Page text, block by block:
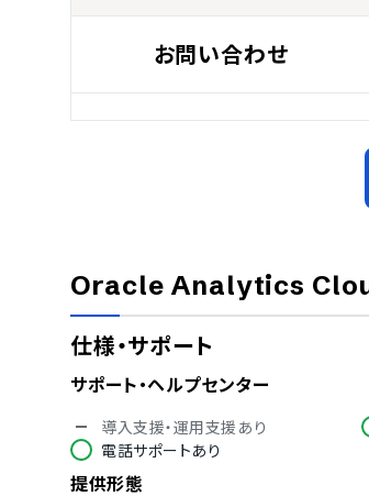
お問い合わせ
Oracle Analytics
仕様・サポート
サポート・ヘルプセンター
導入支援・運用支援あり
電話サポートあり
提供形態